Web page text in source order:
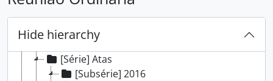
Hide hierarchy
[Grupo] Comissão Local do Programa de Acompanhamento de Egressos
[Grupo] Comissão Própria de Avaliação Local
[Grupo] Conselho do Campus Porto Alegre
[Série] Atas
[Subsérie] 2016